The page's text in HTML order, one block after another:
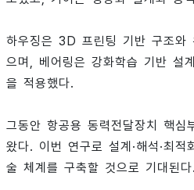
하우징은 3D 프린팅 기반 구조와
으며, 베어링은 강화학습 기반 설
을 적용했다.
그동안 항공용 동력전달장치 핵심
왔다. 이번 연구로 설계·해석·최적
술 체계를 구축할 것으로 기대된다.